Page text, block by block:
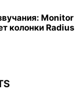
Monitor
колонки Radius